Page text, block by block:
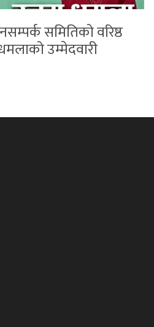
समितिको वरिष्ठ
उम्मेदवारी